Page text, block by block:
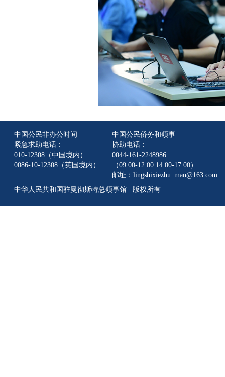
中国公民非办公时间
紧急求助电话：
010-12308（中国境内）
0086-10-12308（英国境内）
中国公民侨务和领事
协助电话：
0044-161-2248986
（09:00-12:00 14:00-17:00）
邮址：lingshixiezhu_man@163.com
中华人民共和国驻曼彻斯特总领事馆 版权所有